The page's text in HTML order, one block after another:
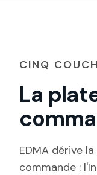
CINQ
La
EDMA dérive
commande :